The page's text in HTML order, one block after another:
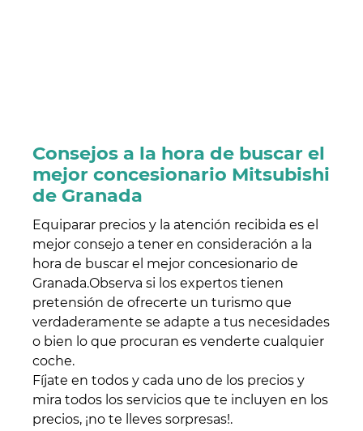
Consejos a la hora de buscar el
mejor concesionario Mitsubishi
de Granada
Equiparar precios y la atención recibida es el
mejor consejo a tener en consideración a la
hora de buscar el mejor concesionario de
Granada.Observa si los expertos tienen
pretensión de ofrecerte un turismo que
verdaderamente se adapte a tus necesidades
o bien lo que procuran es venderte cualquier
coche.
Fíjate en todos y cada uno de los precios y
mira todos los servicios que te incluyen en los
precios, ¡no te lleves sorpresas!.